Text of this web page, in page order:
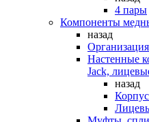
4 пары
Компоненты
назад
Настенные
Jack,
назад